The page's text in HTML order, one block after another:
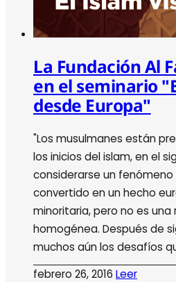
La Fundación Al
en el seminario
desde Europa"
"Los musulmanes están
los inicios del islam, en el
considerarse un
convertido en un hecho
minoritaria, pero no es una
homogénea. Después de
muchos aún los desafíos
febrero 26, 2016 Leer